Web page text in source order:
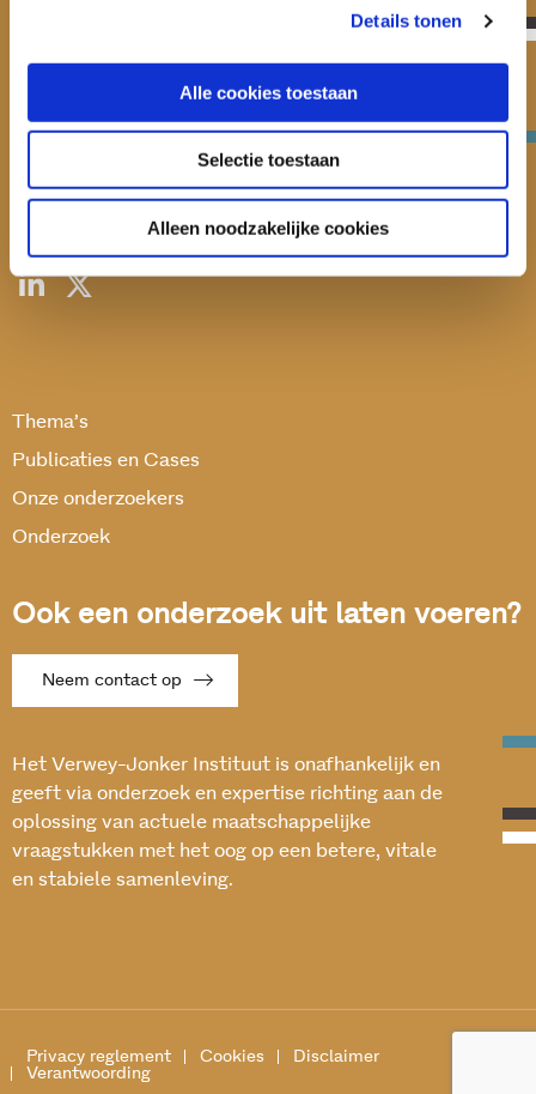
Details tonen
Alle cookies toestaan
Selectie toestaan
Alleen noodzakelijke cookies
Verwey-Jonker Instituut
3522 KE Utrecht
030 230 07 99
Thema’s
Publicaties en Cases
Onze onderzoekers
Onderzoek
Ook een onderzoek uit laten voeren?
Neem contact op
Het Verwey-Jonker Instituut is onafhankelijk en
geeft via onderzoek en expertise richting aan de
oplossing van actuele maatschappelijke
vraagstukken met het oog op een betere, vitale
en stabiele samenleving.
Privacy reglement Cookies
Disclaimer
Verantwoording